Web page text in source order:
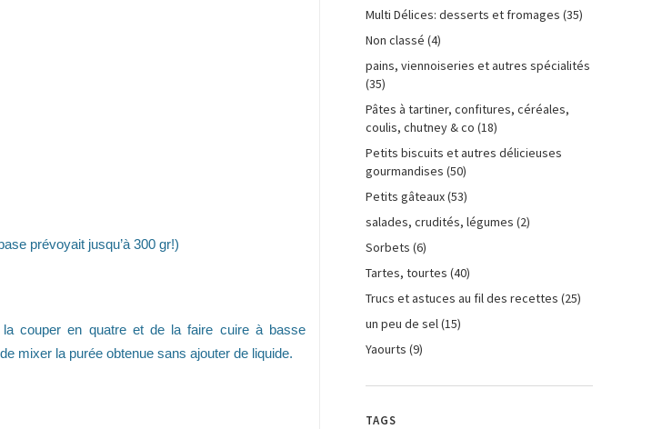
prévoyait jusqu’à 300 gr!)
la couper en quatre et de la faire cuire à basse
mixer la purée obtenue sans ajouter de liquide.
Multi Délices: desserts et fromages (35)
Non classé (4)
pains, viennoiseries et autres spécialités
(35)
Pâtes à tartiner, confitures, céréales,
coulis, chutney & co (18)
Petits biscuits et autres délicieuses
gourmandises (50)
Petits gâteaux(53)
salades, crudités, légumes (2)
Sorbets (6)
Tartes, tourtes (40)
Trucs et astuces au fil des recettes (25)
un peu de sel(15)
Yaourts (9)
TAGS